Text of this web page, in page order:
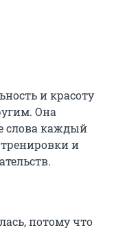
и красоту
Она
слова каждый
и
потому что